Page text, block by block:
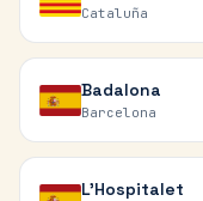
Cataluña
Badalona
Barcelona
L'Hospitalet